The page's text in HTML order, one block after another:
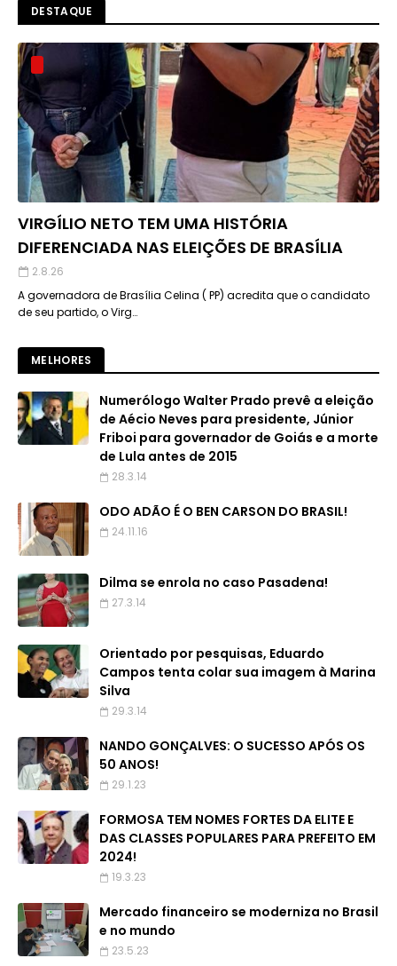
DESTAQUE
VIRGÍLIO NETO TEM UMA HISTÓRIA
DIFERENCIADA NAS ELEIÇÕES DE BRASÍLIA
2.8.26
A governadora de Brasília Celina ( PP) acredita que o candidato
de seu partido, o Virg…
MELHORES
Numerólogo Walter Prado prevê a eleição
de Aécio Neves para presidente, Júnior
Friboi para governador de Goiás e a morte
de Lula antes de 2015
28.3.14
ODO ADÃO É O BEN CARSON DO BRASIL!
24.11.16
Dilma se enrola no caso Pasadena!
27.3.14
Orientado por pesquisas, Eduardo
Campos tenta colar sua imagem à Marina
Silva
29.3.14
NANDO GONÇALVES: O SUCESSO APÓS OS
50 ANOS!
29.1.23
FORMOSA TEM NOMES FORTES DA ELITE E
DAS CLASSES POPULARES PARA PREFEITO EM
2024!
19.3.23
Mercado financeiro se moderniza no Brasil
e no mundo
23.5.23